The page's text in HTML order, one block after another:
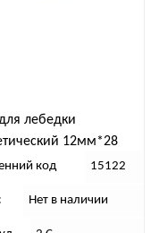
лебедки
12мм*28
288 код 15122
Нет в наличии